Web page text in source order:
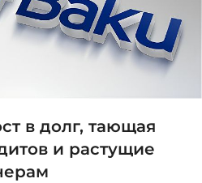
в долг, тающая
и растущие